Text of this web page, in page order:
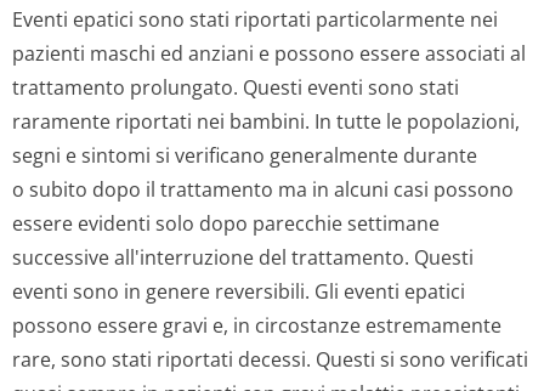
Eventi epatici sono stati riportati particolarmente nei
pazienti maschi ed anziani e possono essere associati al
trattamento prolungato. Questi eventi sono stati
raramente riportati nei bambini. In tutte le popolazioni,
segni e sintomi si verificano generalmente durante
o subito dopo il trattamento ma in alcuni casi possono
essere evidenti solo dopo parecchie settimane
successive all'interruzione del trattamento. Questi
eventi sono in genere reversibili. Gli eventi epatici
possono essere gravi e, in circostanze estremamente
rare, sono stati riportati decessi. Questi si sono verificati